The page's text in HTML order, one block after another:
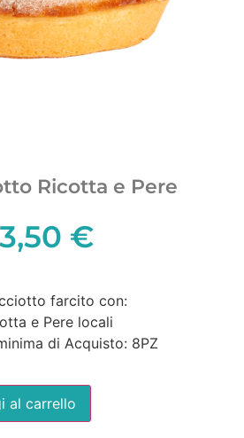
Ricotta e Pere
3,50 €
farcito con:
e Pere locali
di Acquisto: 8PZ
al carrello